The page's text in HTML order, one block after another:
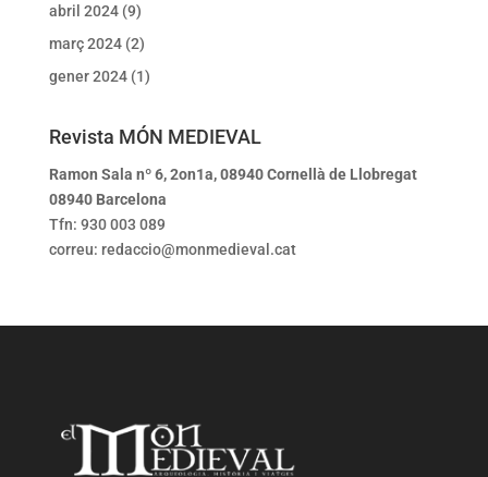
abril 2024(9)
març 2024(2)
gener 2024(1)
Revista MÓN MEDIEVAL
Ramon Sala nº 6, 2on1a, 08940 Cornellà de Llobregat
08940 Barcelona
Tfn: 930 003 089
correu: redaccio@monmedieval.cat